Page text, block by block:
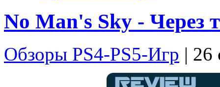
No Man's Sky - Через
Обзоры PS4-PS5-Игр | 26